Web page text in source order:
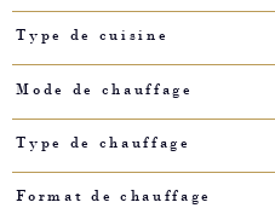
Type de cuisine
Mode de chauffage
Type de chauffage
Format de chauffage